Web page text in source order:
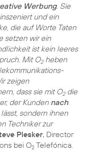
Werbung. Sie
und ein
die auf Worte Taten
setzen wir ein
ist kein leeres
Mit O2heben
zeigen
dass sie mit O2die
der Kunden nach
sondern ihnen
Techniker zur
Plesker, Director
bei O2 Telefónica.